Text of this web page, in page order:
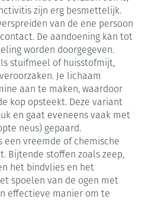
zijn erg besmettelijk.
van de ene persoon
De aandoening kan tot
worden doorgegeven.
stuifmeel of huisstofmijt,
Je lichaam
aan te maken, waardoor
kop opsteekt. Deze variant
en gaat eveneens vaak met
neus) gepaard.
een vreemde of chemische
Bijtende stoffen zoals zeep,
het bindvlies en het
spoelen van de ogen met
effectieve manier om te